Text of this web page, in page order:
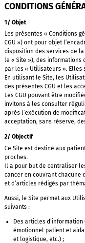
CONDITIONS
1/ Objet
Les présentes « Conditions
CGU ») ont pour objet
disposition des services de
le « Site »), des informations
par les « Utilisateurs ». Elles
En utilisant le Site, les
des présentes CGU et les
Les CGU pouvant être
invitons à les consulter
après l’exécution de
acceptation, sans réserve,
2/ Objectif
Ce Site est destiné aux
proches.
Il a pour but de centraliser
cancer en couvrant chacune
et d’articles rédigés par
Aussi, le Site permet aux
suivants :
Des articles
émotionnel patient et
et logistique, etc.) ;